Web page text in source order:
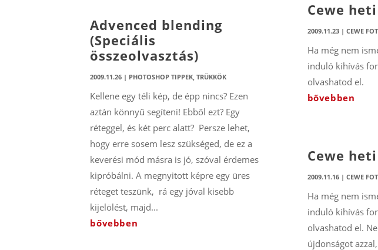
Advenced blending
(Speciális
összeolvasztás)
2009.11.26 | PHOTOSHOP TIPPEK, TRÜKKÖK
Kellene egy téli kép, de épp nincs? Ezen
aztán könnyű segíteni! Ebből ezt? Egy
réteggel, és két perc alatt? Persze lehet,
hogy erre sosem lesz szükséged, de ez a
keverési mód másra is jó, szóval érdemes
kipróbálni. A megnyitott képre egy üres
réteget teszünk, rá egy jóval kisebb
kijelölést, majd...
bővebben
Cewe
2009.11.23| CEWE
Ha még nem
induló kihívás
olvashatod el.
bővebben
Cewe
2009.11.16| CEWE
Ha még nem
induló kihívás
olvashatod el.
újdonságot